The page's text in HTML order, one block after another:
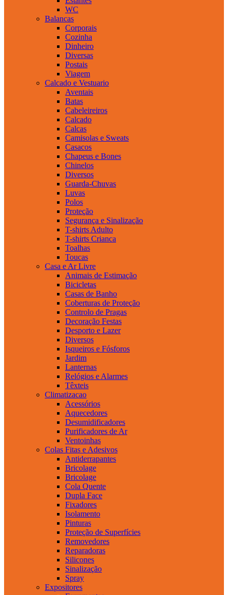
WC
Balancas
Corporais
Cozinha
Dinheiro
Diversas
Postais
Viagem
Calcado e Vestuario
Aventais
Batas
Cabeleireiros
Calcado
Calcas
Camisolas e Sweats
Casacos
Chapeus e Bones
Chinelos
Diversos
Guarda-Chuvas
Luvas
Polos
Proteção
Segurança e Sinalização
T-shirts Adulto
T-shirts Crianca
Toalhas
Toucas
Casa e Ar Livre
Animais de Estimação
Bicicletas
Casas de Banho
Coberturas de Proteção
Controlo de Pragas
Decoração Festas
Desporto e Lazer
Diversos
Isqueiros e Fósforos
Jardim
Lanternas
Relógios e Alarmes
Têxteis
Climatizacao
Acessórios
Aquecedores
Desumidificadores
Purificadores de Ar
Ventoinhas
Colas Fitas e Adesivos
Antiderrapantes
Bricolage
Bricolage
Cola Quente
Dupla Face
Fixadores
Isolamento
Pinturas
Proteção de Superfícies
Removedores
Reparadoras
Silicones
Sinalização
Spray
Expositores